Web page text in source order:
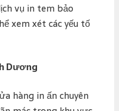
vụ in tem bảo
xem xét các yếu tố
Dương
hàng in ấn chuyên